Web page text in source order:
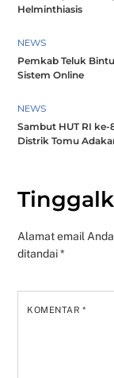
Helminthiasis
NEWS
Pemkab Teluk
Sistem Online
NEWS
Sambut HUT RI ke-
Distrik Tomu
Alamat email
ditandai*
KOMENTAR*